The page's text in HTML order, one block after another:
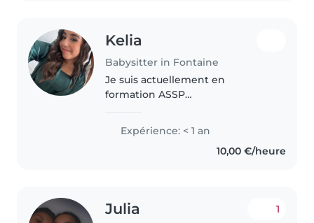
Kelia
Babysitter in Fontaine
Je suis actuellement en
formation ASSP
Services à la Personne), ce qui
me permet d'acquérir des
compétences solides dans
Expérience: < 1 an
10,00 €/heure
Julia 1